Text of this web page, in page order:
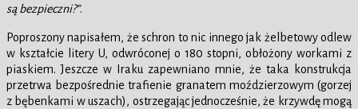
są bezpieczni?”.
Poproszony napisałem, że schron to nic innego jak żelbetowy odlew
w kształcie litery U, odwróconej o 180 stopni, obłożony workami z
piaskiem. Jeszcze w Iraku zapewniano mnie, że taka konstrukcja
przetrwa bezpośrednie trafienie granatem moździerzowym (gorzej
z bębenkami w uszach), ostrzegając jednocześnie, że krzywdę mogą